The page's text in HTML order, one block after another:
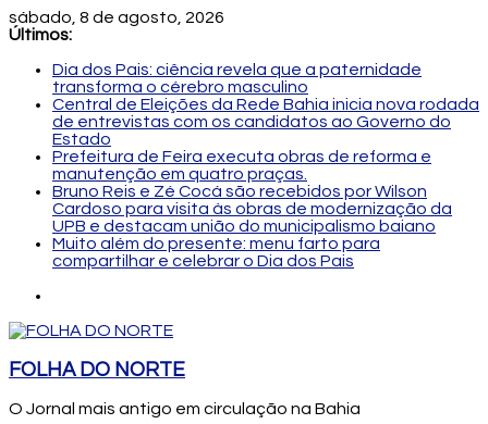
sábado, 8 de agosto, 2026
Últimos:
Dia dos Pais: ciência revela que a paternidade
transforma o cérebro masculino
Central de Eleições da Rede Bahia inicia nova rodada
de entrevistas com os candidatos ao Governo do
Estado
Prefeitura de Feira executa obras de reforma e
manutenção em quatro praças.
Bruno Reis e Zé Cocá são recebidos por Wilson
Cardoso para visita às obras de modernização da
UPB e destacam união do municipalismo baiano
Muito além do presente: menu farto para
compartilhar e celebrar o Dia dos Pais
FOLHA DO NORTE
O Jornal mais antigo em circulação na Bahia